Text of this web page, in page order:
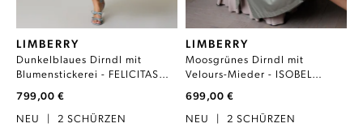
LIMBERRY
Dunkelblaues Dirndl mit
Blumenstickerei - FELICITAS
799,00 €
NEU 2 SCHÜRZEN
LIMBERRY
Moosgrünes Dirndl mit
Velours-Mieder - ISOBEL
699,00 €
NEU 2 SCHÜRZEN